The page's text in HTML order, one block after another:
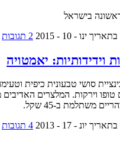
בישראל
בתאריך ינו - 10 - 2015 2 תגובות
וידידותיות: יאמטויה
סושי טבעונית כיפית
וירקות. המלצרים האדיבים
משתלמת ב-45 שקל.
בתאריך יונ - 17 - 2013 4 תגובות